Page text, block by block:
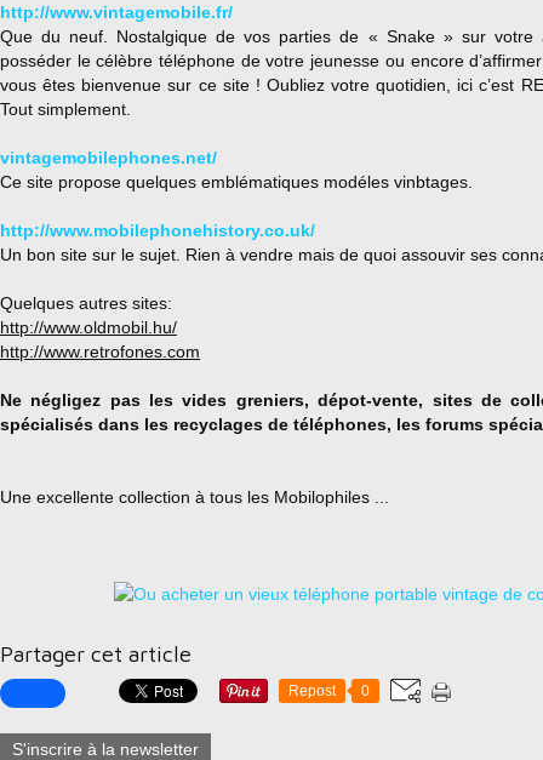
http://www.vintagemobile.fr/
Que du neuf. Nostalgique de vos parties de « Snake » sur votre
posséder le célèbre téléphone de votre jeunesse ou encore
vous êtes bienvenue sur ce site ! Oubliez votre quotidien, ici c’est
Tout simplement.
vintagemobilephones.net/
Ce site propose quelques emblématiques modéles vinbtages.
http://www.mobilephonehistory.co.uk/
Un bon site sur le sujet. Rien à vendre mais de quoi assouvir ses
Quelques autres sites:
http://www.oldmobil.hu/
http://www.retrofones.com
Ne négligez pas les vides greniers, dépot-vente, sites de
spécialisés dans les recyclages de téléphones, les forums
Une excellente collection à tous les Mobilophiles ...
Partager cet article
Repost 0
S'inscrire à la newsletter